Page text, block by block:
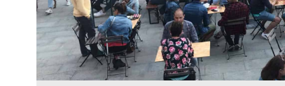
Sostenibilidad
Innova